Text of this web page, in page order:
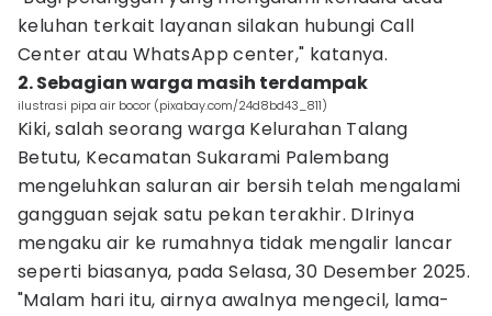
keluhan terkait layanan silakan hubungi Call
Center atau WhatsApp center," katanya.
2. Sebagian warga masih terdampak
ilustrasi pipa air bocor (pixabay.com/24d8bd43_811)
Kiki, salah seorang warga Kelurahan Talang
Betutu, Kecamatan Sukarami Palembang
mengeluhkan saluran air bersih telah mengalami
gangguan sejak satu pekan terakhir. DIrinya
mengaku air ke rumahnya tidak mengalir lancar
seperti biasanya, pada Selasa, 30 Desember 2025.
"Malam hari itu, airnya awalnya mengecil, lama-